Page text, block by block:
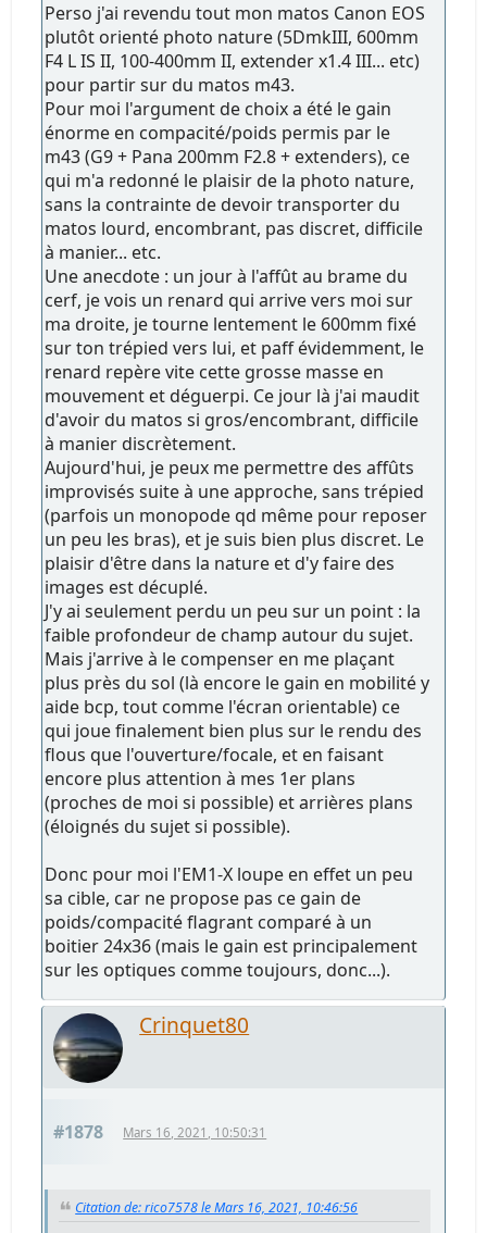
Perso j'ai revendu tout mon matos Canon EOS
plutôt orienté photo nature (5DmkIII, 600mm
F4 L IS II, 100-400mm II, extender x1.4 III... etc)
pour partir sur du matos m43.
Pour moi l'argument de choix a été le gain
énorme en compacité/poids permis par le
m43 (G9 + Pana 200mm F2.8 + extenders), ce
qui m'a redonné le plaisir de la photo nature,
sans la contrainte de devoir transporter du
matos lourd, encombrant, pas discret, difficile
à manier... etc.
Une anecdote : un jour à l'affût au brame du
cerf, je vois un renard qui arrive vers moi sur
ma droite, je tourne lentement le 600mm fixé
sur ton trépied vers lui, et paff évidemment, le
renard repère vite cette grosse masse en
mouvement et déguerpi. Ce jour là j'ai maudit
d'avoir du matos si gros/encombrant, difficile
à manier discrètement.
Aujourd'hui, je peux me permettre des affûts
improvisés suite à une approche, sans trépied
(parfois un monopode qd même pour reposer
un peu les bras), et je suis bien plus discret. Le
plaisir d'être dans la nature et d'y faire des
images est décuplé.
J'y ai seulement perdu un peu sur un point : la
faible profondeur de champ autour du sujet.
Mais j'arrive à le compenser en me plaçant
plus près du sol (là encore le gain en mobilité y
aide bcp, tout comme l'écran orientable) ce
qui joue finalement bien plus sur le rendu des
flous que l'ouverture/focale, et en faisant
encore plus attention à mes 1er plans
(proches de moi si possible) et arrières plans
(éloignés du sujet si possible).
Donc pour moi l'EM1-X loupe en effet un peu
sa cible, car ne propose pas ce gain de
poids/compacité flagrant comparé à un
boitier 24x36 (mais le gain est principalement
sur les optiques comme toujours, donc...).
Crinquet80
#1878 Mars 16, 2021, 10:50:31
Citation de: rico7578 le Mars 16, 2021, 10:46:56